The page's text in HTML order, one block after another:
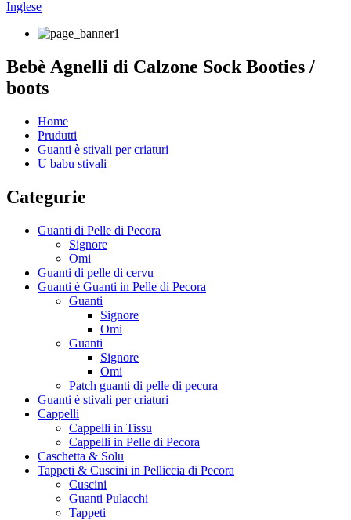
Inglese
Bebè Agnelli di Calzone Sock Booties /
boots
Home
Prudutti
Guanti è stivali per criaturi
U babu stivali
Categurie
Guanti di Pelle di Pecora
Signore
Omi
Guanti di pelle di cervu
Guanti è Guanti in Pelle di Pecora
Guanti
Signore
Omi
Guanti
Signore
Omi
Patch guanti di pelle di pecura
Guanti è stivali per criaturi
Cappelli
Cappelli in Tissu
Cappelli in Pelle di Pecora
Caschetta & Solu
Tappeti & Cuscini in Pelliccia di Pecora
Cuscini
Guanti Pulacchi
Tappeti